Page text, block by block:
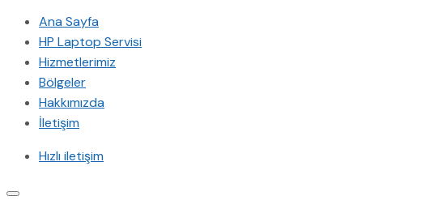
Ana Sayfa
HP Laptop Servisi
Hizmetlerimiz
Bölgeler
Hakkımızda
İletişim
Hızlı iletişim